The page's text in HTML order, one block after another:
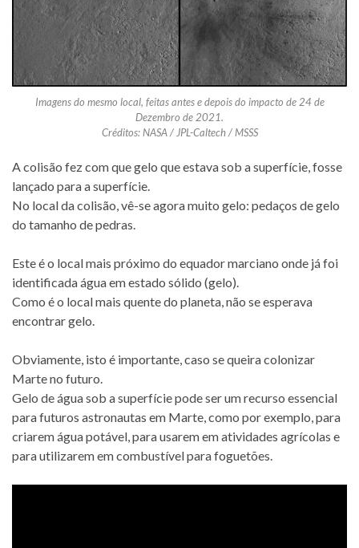
Imagens do mesmo local, feitas antes e depois do impacto de 24 de
Dezembro de 2021.
Créditos: NASA / JPL-Caltech / MSSS
A colisão fez com que gelo que estava sob a superfície, fosse
lançado para a superfície.
No local da colisão, vê-se agora muito gelo: pedaços de gelo
do tamanho de pedras.
Este é o local mais próximo do equador marciano onde já foi
identificada água em estado sólido (gelo).
Como é o local mais quente do planeta, não se esperava
encontrar gelo.
Obviamente, isto é importante, caso se queira colonizar
Marte no futuro.
Gelo de água sob a superfície pode ser um recurso essencial
para futuros astronautas em Marte, como por exemplo, para
criarem água potável, para usarem em atividades agrícolas e
para utilizarem em combustível para foguetões.